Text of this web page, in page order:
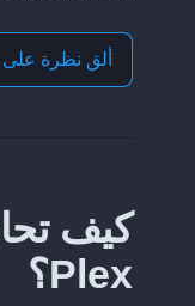
ألق نظرة
Plex؟